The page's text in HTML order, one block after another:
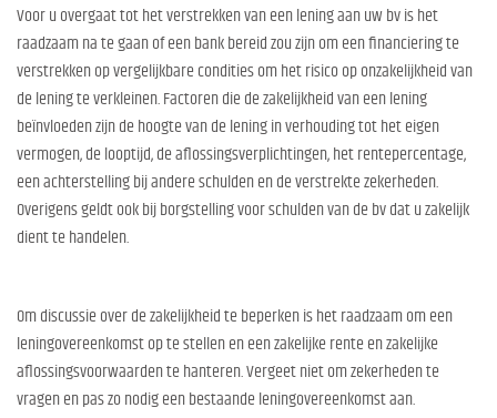
Voor u overgaat tot het verstrekken van een lening aan uw bv is het
raadzaam na te gaan of een bank bereid zou zijn om een financiering te
verstrekken op vergelijkbare condities om het risico op onzakelijkheid van
de lening te verkleinen. Factoren die de zakelijkheid van een lening
beïnvloeden zijn de hoogte van de lening in verhouding tot het eigen
vermogen, de looptijd, de aflossingsverplichtingen, het rentepercentage,
een achterstelling bij andere schulden en de verstrekte zekerheden.
Overigens geldt ook bij borgstelling voor schulden van de bv dat u zakelijk
dient te handelen.
Om discussie over de zakelijkheid te beperken is het raadzaam om een
leningovereenkomst op te stellen en een zakelijke rente en zakelijke
aflossingsvoorwaarden te hanteren. Vergeet niet om zekerheden te
vragen en pas zo nodig een bestaande leningovereenkomst aan.